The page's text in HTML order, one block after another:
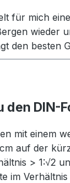
für mich
wieder
den besten
den DIN-
mit einem
auf der
> 1:√2
im